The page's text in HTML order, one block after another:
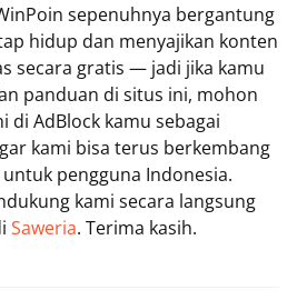
sepenuhnya bergantung
hidup dan menyajikan konten
secara gratis — jadi jika kamu
panduan di situs ini, mohon
di AdBlock kamu sebagai
kami bisa terus berkembang
pengguna Indonesia.
kami secara langsung
Saweria. Terima kasih.